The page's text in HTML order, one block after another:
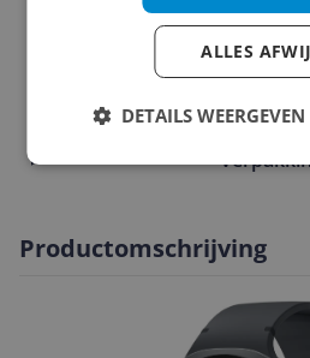
Scherm
Technisch
Productomschrijving
ALLES
DETAILS WEERGEVEN